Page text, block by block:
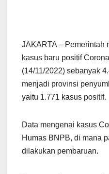
JAKARTA – Pemerintah
kasus baru positif
(14/11/2022) sebanyak
menjadi provinsi
yaitu 1.771 kasus positif.
Data mengenai kasus
Humas BNPB, di mana
dilakukan pembaruan.